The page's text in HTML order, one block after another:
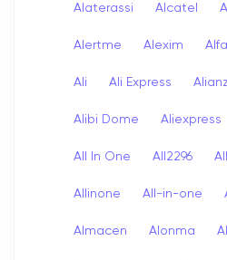
Alaterassi Alcatel
Alertme Alexim Alfa
Ali Ali Express
Alibi Dome Aliexpress
All In One All2296
Allinone All-in-one
Almacen Alonma